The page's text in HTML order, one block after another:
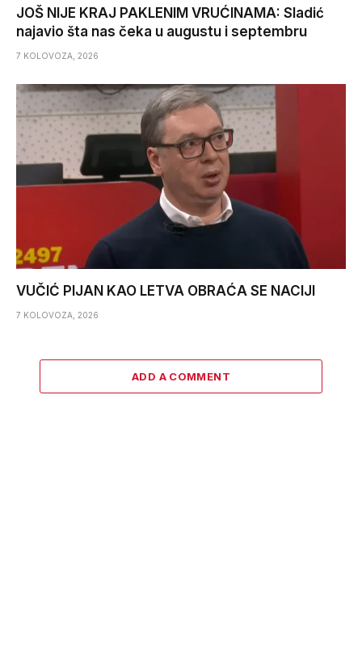
JOŠ NIJE KRAJ PAKLENIM VRUĆINAMA: Sladić
najavio šta nas čeka u augustu i septembru
7 KOLOVOZA, 2026
VUČIĆ PIJAN KAO LETVA OBRAĆA SE NACIJI
7 KOLOVOZA, 2026
ADD A COMMENT